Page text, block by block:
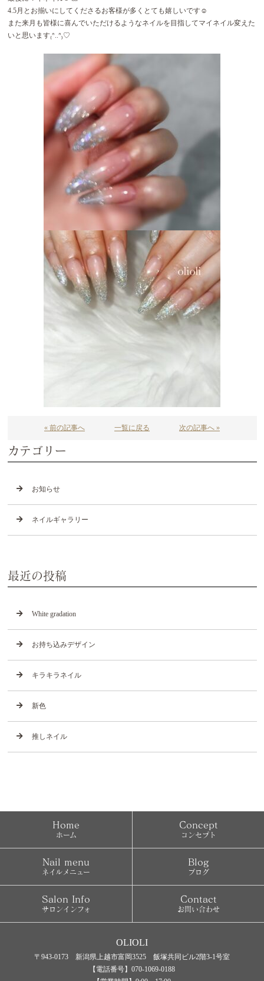
4.5月とお揃いにしてくださるお客様が多くとても嬉しいです☺️
また来月も皆様に喜んでいただけるようなネイルを目指してマイネイル変えた
いと思います₍ᐢ..ᐢ₎♡
« 前の記事へ 一覧に戻る 次の記事へ »
カテゴリー
お知らせ
ネイルギャラリー
最近の投稿
White gradation
お持ち込みデザイン
キラキラネイル
新色
推しネイル
Home
ホーム
Concept
コンセプト
Nail menu
ネイルメニュー
Blog
ブログ
Salon Info
サロンインフォ
Contact
お問い合わせ
OLIOLI
〒943-0173 新潟県上越市富岡3525 飯塚共同ビル2階3-1号室
【電話番号】070-1069-0188